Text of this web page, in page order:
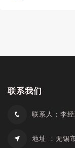
联系我们
联系人：李
地址 ：无锡